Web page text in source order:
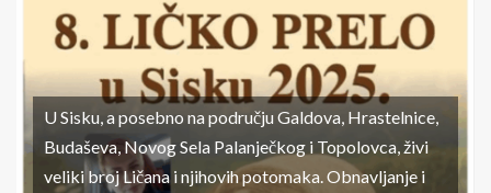
U Sisku, a posebno na području Galdova, Hrastelnice,
Budaševa, Novog Sela Palanječkog i Topolovca, živi
veliki broj Ličana i njihovih potomaka. Obnavljanje i